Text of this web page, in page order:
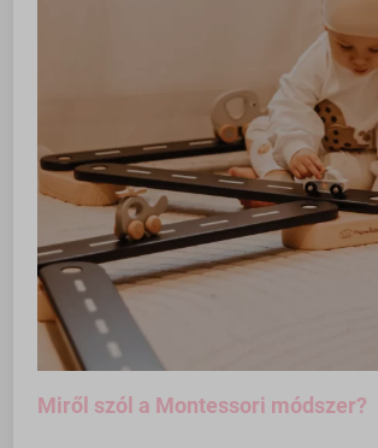
Miről szól a Montessori módszer?